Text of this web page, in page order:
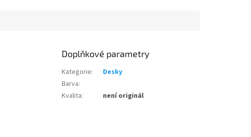
Doplňkové parametry
Kategorie:
Desky
Barva:
Kvalita: není originál